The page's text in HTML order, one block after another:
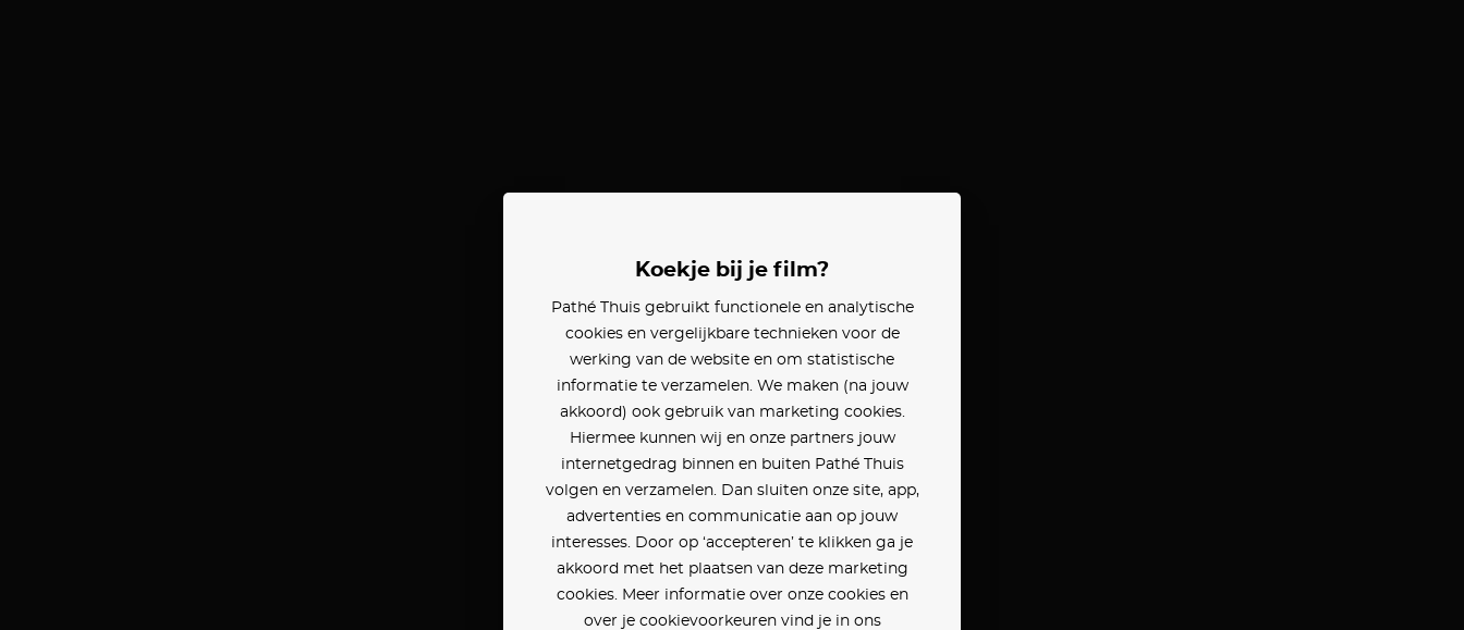
Koekje bij je film?
Pathé Thuis gebruikt functionele en analytische
cookies en vergelijkbare technieken voor de
werking van de website en om statistische
informatie te verzamelen. We maken (na jouw
akkoord) ook gebruik van marketing cookies.
Hiermee kunnen wij en onze partners jouw
internetgedrag binnen en buiten Pathé Thuis
volgen en verzamelen. Dan sluiten onze site, app,
advertenties en communicatie aan op jouw
interesses. Door op ‘accepteren’ te klikken ga je
akkoord met het plaatsen van deze marketing
cookies. Meer informatie over onze cookies en
over je cookievoorkeuren vind je in ons